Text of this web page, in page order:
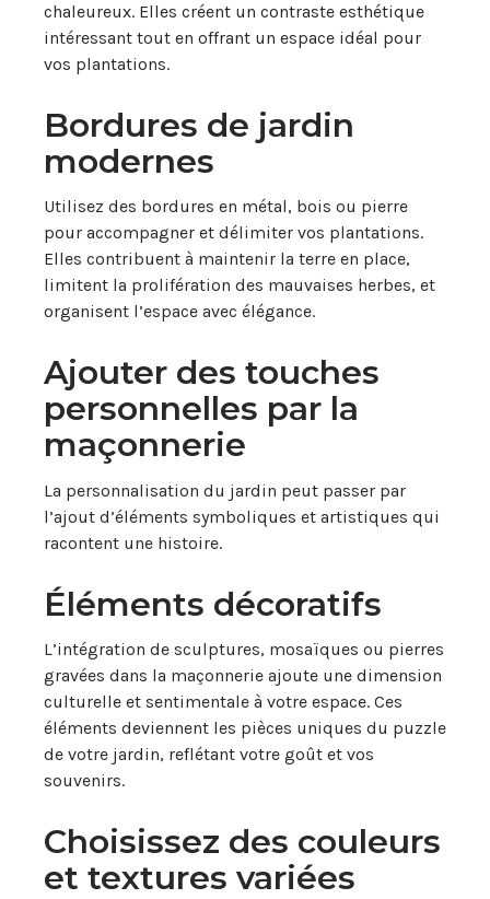
chaleureux. Elles créent un contraste esthétique
intéressant tout en offrant un espace idéal pour
vos plantations.
Bordures de jardin
modernes
Utilisez des bordures en métal, bois ou pierre
pour accompagner et délimiter vos plantations.
Elles contribuent à maintenir la terre en place,
limitent la prolifération des mauvaises herbes, et
organisent l’espace avec élégance.
Ajouter des touches
personnelles par la
maçonnerie
La personnalisation du jardin peut passer par
l’ajout d’éléments symboliques et artistiques qui
racontent une histoire.
Éléments décoratifs
L’intégration de sculptures, mosaïques ou pierres
gravées dans la maçonnerie ajoute une dimension
culturelle et sentimentale à votre espace. Ces
éléments deviennent les pièces uniques du puzzle
de votre jardin, reflétant votre goût et vos
souvenirs.
Choisissez des couleurs
et textures variées